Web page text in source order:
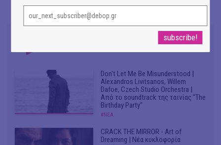
Don't Let Me Be Misunderstood |
Alexandros Livitsanos, Willem
Dafoe, Czech Studio Orchestra |
Από το soundtrack της ταινίας "The
Birthday Party"
#ΝΕΑ
CRACK THE MIRROR - Art of
Dreaming | Νέα κυκλοφορία